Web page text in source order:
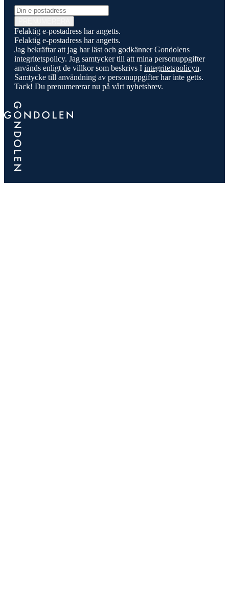
E-post
Felaktig e-postadress har angetts.
Felaktig e-postadress har angetts.
Jag bekräftar att jag har läst och godkänner Gondolens
integritetspolicy. Jag samtycker till att mina personuppgifter
används enligt de villkor som beskrivs I integritetspolicyn.
Samtycke till användning av personuppgifter har inte getts.
Tack! Du prenumererar nu på vårt nyhetsbrev.